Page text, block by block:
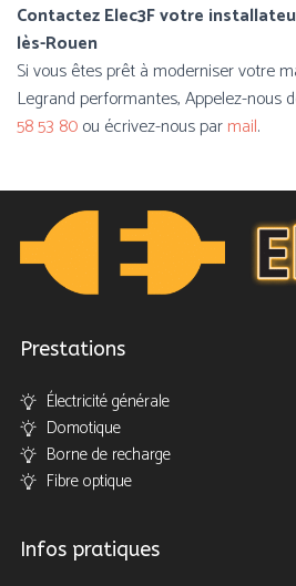
Contactez Elec3F votre
lès-Rouen
Si vous êtes prêt à moderniser votre
Legrand performantes, Appelez-nous
58 53 80ou écrivez-nous parmail.
Prestations
Électricité générale
Domotique
Borne de recharge
Fibre optique
Infos pratiques